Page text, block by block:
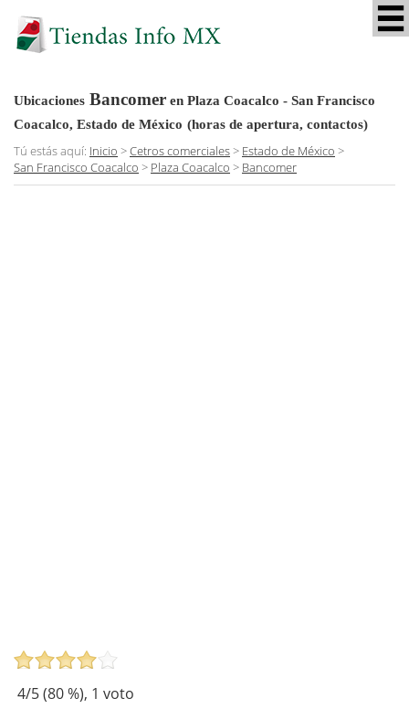
Ubicaciones Bancomer en Plaza Coacalco - San Francisco
Coacalco, Estado de México (horas de apertura, contactos)
Tú estás aquí: Inicio >Cetros comerciales> Estado de México >
San Francisco Coacalco > Plaza Coacalco > Bancomer
4/5 (80%), 1 voto